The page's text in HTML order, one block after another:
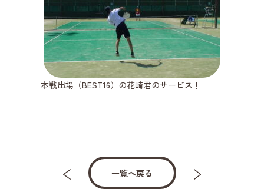
本戦出場（BEST16）の花崎君のサービス！
一覧へ戻る